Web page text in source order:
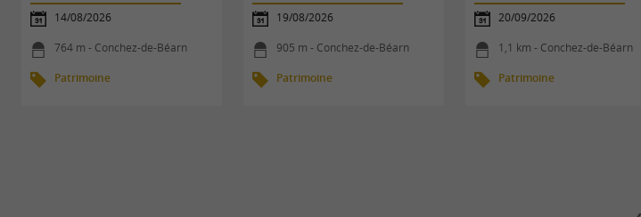
14/08/2026
764 m - Conchez-de-Béarn
Patrimoine
19/08/2026
905 m - Conchez-de-Béarn
Patrimoine
20/09/2026
1,1 km - Conchez-de-Béarn
Patrimoine